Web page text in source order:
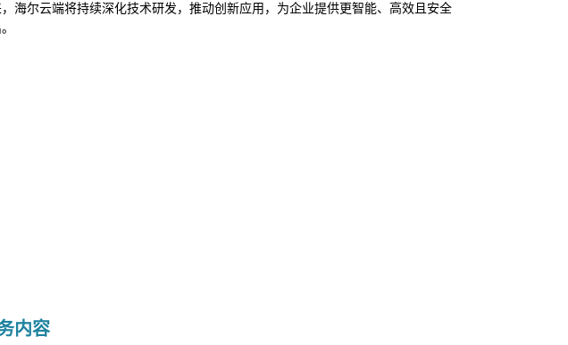
海尔云端将持续深化技术研发，推动创新应用，为企业提供更智能、高效且安全
内容